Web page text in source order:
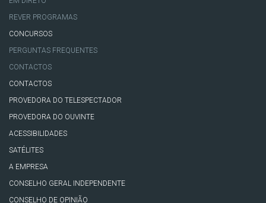
REVER PROGRAMAS
CONCURSOS
PERGUNTAS FREQUENTES
CONTACTOS
CONTACTOS
PROVEDORA DO TELESPECTADOR
PROVEDORA DO OUVINTE
ACESSIBILIDADES
SATÉLITES
A EMPRESA
CONSELHO GERAL INDEPENDENTE
CONSELHO DE OPINIÃO